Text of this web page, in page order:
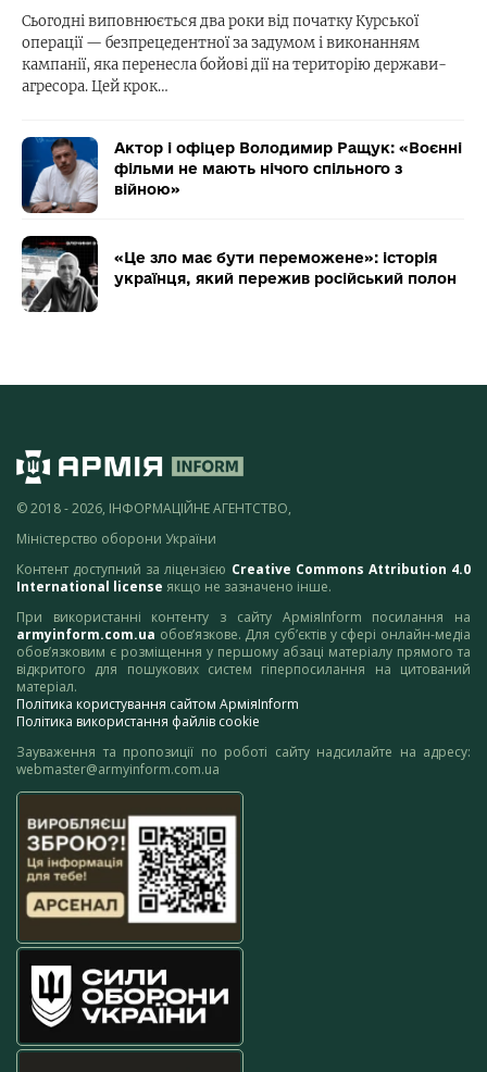
Сьогодні виповнюється два роки від початку Курської
операції — безпрецедентної за задумом і виконанням
кампанії, яка перенесла бойові дії на територію держави-
агресора. Цей крок…
Актор і офіцер Володимир Ращук: «Воєнні
фільми не мають нічого спільного з
війною»
«Це зло має бути переможене»: історія
українця, який пережив російський полон
© 2018 - 2026, ІНФОРМАЦІЙНЕ АГЕНТСТВО,
Міністерство оборони України
Контент доступний за ліцензією Creative Commons Attribution 4.0
International license якщо не зазначено інше.
При використанні контенту з сайту АрміяInform посилання на
armyinform.com.ua обов’язкове. Для суб’єктів у сфері онлайн-медіа
обов’язковим є розміщення у першому абзаці матеріалу прямого та
відкритого для пошукових систем гіперпосилання на цитований
матеріал.
Політика користування сайтом АрміяInform
Політика використання файлів cookie
Зауваження та пропозиції по роботі сайту надсилайте на адресу:
webmaster@armyinform.com.ua